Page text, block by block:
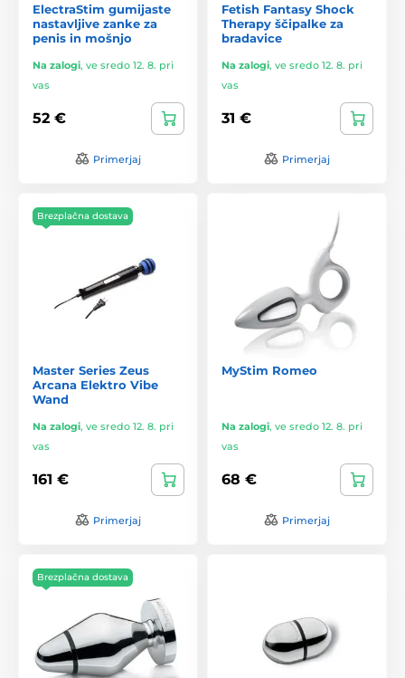
ElectraStim gumijaste
nastavljive zanke za
penis in mošnjo
Na zalogi, ve sredo 12. 8. pri
vas
52 €
Primerjaj
Fetish Fantasy Shock
Therapy ščipalke za
bradavice
Na zalogi, ve sredo 12. 8. pri
vas
31 €
Primerjaj
Brezplačna dostava
Master Series Zeus
Arcana Elektro Vibe
Wand
Na zalogi, ve sredo 12. 8. pri
vas
161 €
Primerjaj
MyStim Romeo
Na zalogi, ve sredo 12. 8. pri
vas
68 €
Primerjaj
Brezplačna dostava